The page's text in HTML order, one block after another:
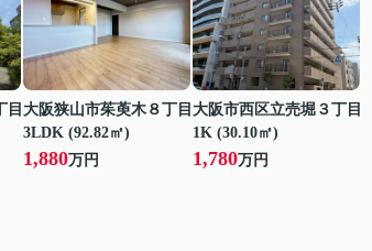
目 大阪狭山市茱萸木８丁目
3LDK (92.82㎡)
1,880万円
大阪市西区立売堀３丁目
1K (30.10㎡)
1,780万円